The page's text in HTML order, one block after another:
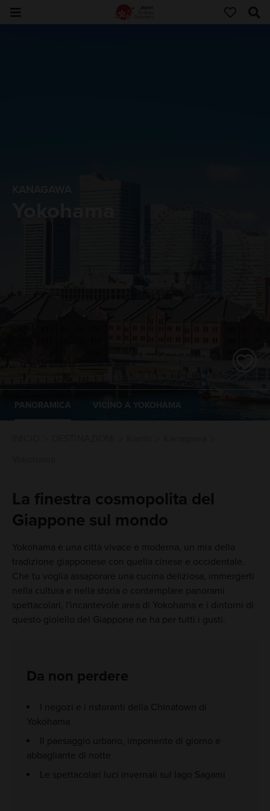
PANORAMICA VICINO A YOKOHAMA
La finestra cosmopolita del
Giappone sul mondo
Yokohama è una città vivace e moderna, un mix della
tradizione giapponese con quella cinese e occidentale.
Che tu voglia assaporare una cucina deliziosa, immergerti
nella cultura e nella storia o contemplare panorami
spettacolari, l'incantevole area di Yokohama e i dintorni di
questo gioiello del Giappone ne ha per tutti i gusti.
Da non perdere
I negozi e i ristoranti della Chinatown di
Yokohama
Il paesaggio urbano, imponente di giorno e
abbagliante di notte
Le spettacolari luci invernali sul lago Sagami